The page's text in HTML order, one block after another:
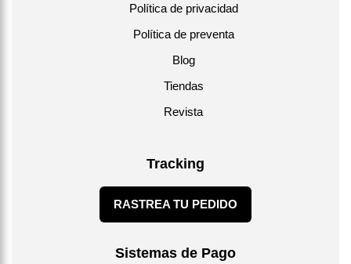
Política de privacidad
Política de preventa
Blog
Tiendas
Revista
Tracking
RASTREA TU PEDIDO
Sistemas de Pago